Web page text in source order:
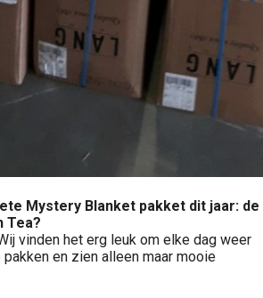
Mystery Blanket pakket dit jaar: de
Tea?
vinden het erg leuk om elke dag weer
en zien alleen maar mooie